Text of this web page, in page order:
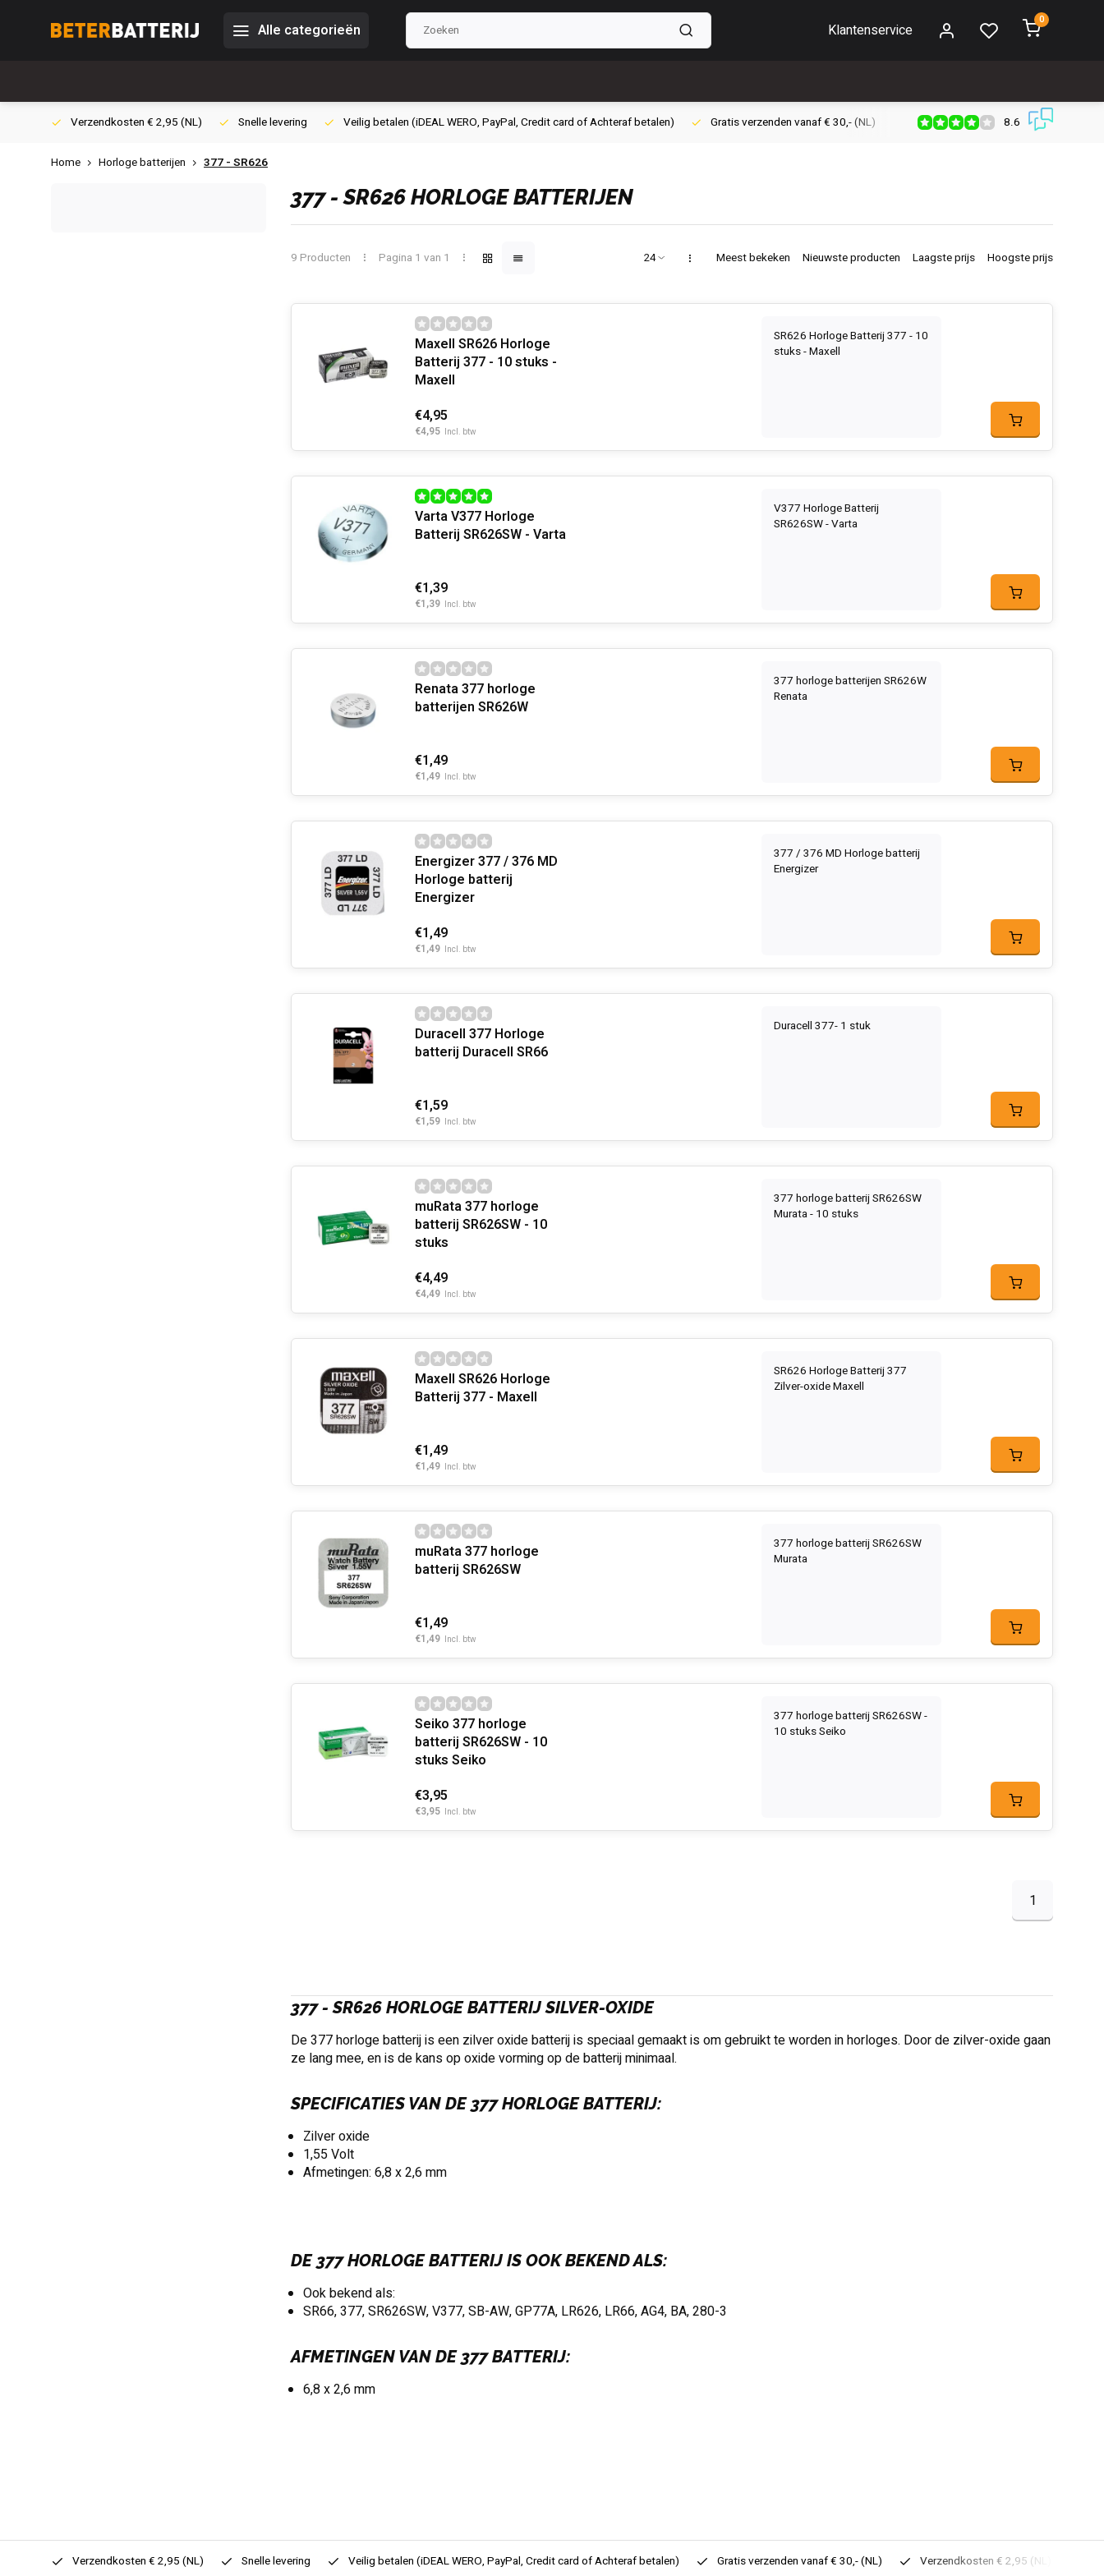
Alle categorieën Klantenservice
0
Verzendkosten € 2,95 (NL) Snelle levering Veilig betalen (iDEAL WERO, PayPal, Credit card of Achteraf betalen) Gratis verzenden vanaf € 30,- (NL) Verzendkosten € 2,95 (NL)
8.6
Home Horloge batterijen 377 - SR626
377 - SR626 HORLOGE BATTERIJEN
9 Producten Pagina 1 van 1 Meest bekeken Nieuwste producten Laagste prijs Hoogste prijs
Maxell SR626 Horloge
Batterij 377 - 10 stuks -
Maxell
€4,95
€4,95 Incl. btw
SR626 Horloge Batterij 377 - 10
stuks - Maxell
Varta V377 Horloge
Batterij SR626SW - Varta
€1,39
€1,39 Incl. btw
V377 Horloge Batterij
SR626SW - Varta
Renata 377 horloge
batterijen SR626W
€1,49
€1,49 Incl. btw
377 horloge batterijen SR626W
Renata
Energizer 377 / 376 MD
Horloge batterij
Energizer
€1,49
€1,49 Incl. btw
377 / 376 MD Horloge batterij
Energizer
Duracell 377 Horloge
batterij Duracell SR66
€1,59
€1,59 Incl. btw
Duracell 377- 1 stuk
muRata 377 horloge
batterij SR626SW - 10
stuks
€4,49
€4,49 Incl. btw
377 horloge batterij SR626SW
Murata - 10 stuks
Maxell SR626 Horloge
Batterij 377 - Maxell
€1,49
€1,49 Incl. btw
SR626 Horloge Batterij 377
Zilver-oxide Maxell
muRata 377 horloge
batterij SR626SW
€1,49
€1,49 Incl. btw
377 horloge batterij SR626SW
Murata
Seiko 377 horloge
batterij SR626SW - 10
stuks Seiko
€3,95
€3,95 Incl. btw
377 horloge batterij SR626SW -
10 stuks Seiko
1
377 - SR626 HORLOGE BATTERIJ SILVER-OXIDE
De 377 horloge batterij is een zilver oxide batterij is speciaal gemaakt is om gebruikt te worden in horloges. Door de zilver-oxide gaan
ze lang mee, en is de kans op oxide vorming op de batterij minimaal.
SPECIFICATIES VAN DE 377 HORLOGE BATTERIJ:
Zilver oxide
1,55 Volt
Afmetingen: 6,8 x 2,6 mm
DE 377 HORLOGE BATTERIJ IS OOK BEKEND ALS:
Ook bekend als:
SR66, 377, SR626SW, V377, SB-AW, GP77A, LR626, LR66, AG4, BA, 280-3
AFMETINGEN VAN DE 377 BATTERIJ:
6,8 x 2,6 mm
Verzendkosten € 2,95 (NL) Snelle levering Veilig betalen (iDEAL WERO, PayPal, Credit card of Achteraf betalen) Gratis verzenden vanaf € 30,- (NL) Verzendkosten € 2,95 (NL)